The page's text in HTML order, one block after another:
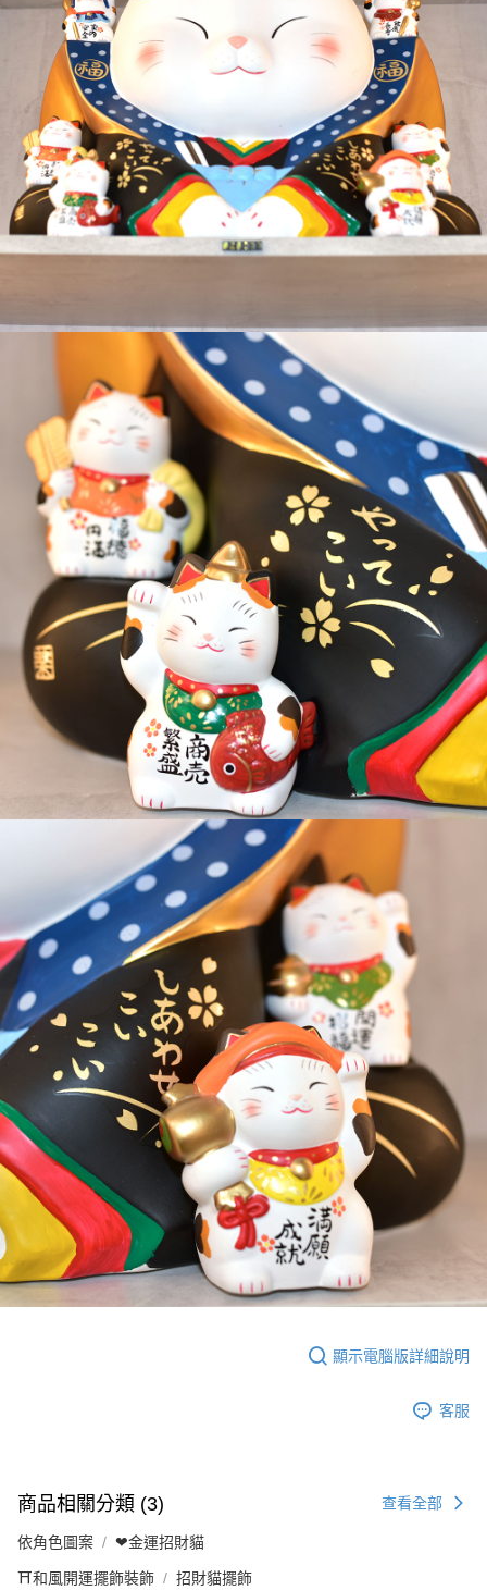
顯示電腦版詳細說明
客服
商品相關分類 (3) 查看全部
依角色圖案 ❤金運招財貓
⛩️和風開運擺飾裝飾 招財貓擺飾